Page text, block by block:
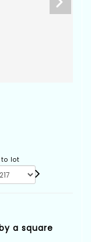
to lot
a square